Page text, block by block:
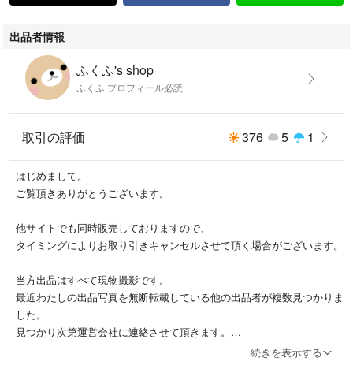
出品者情報
ふくふ's shop
ふくふ プロフィール必読
取引の評価 376 5 1
はじめまして。
ご覧頂きありがとうございます。
他サイトでも同時販売しておりますので、
タイミングによりお取り引きキャンセルさせて頂く場合がございます。
当方出品はすべて現物撮影です。
最近わたしの出品写真を無断転載している他の出品者が複数見つかりま
した。
見つかり次第運営会社に連絡させて頂きます。
撮影のモラルを各自お守り頂きますよう宜しくお願いします。
続きを表示する